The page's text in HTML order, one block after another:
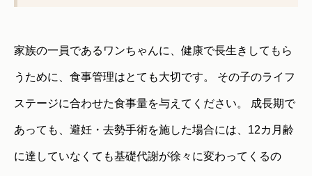
家族の一員であるワンちゃんに、健康で長生きしてもら
うために、食事管理はとても大切です。 その子のライフ
ステージに合わせた食事量を与えてください。 成長期で
あっても、避妊・去勢手術を施した場合には、12カ月齢
に達していなくても基礎代謝が徐々に変わってくるの